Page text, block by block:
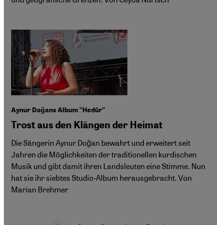
Aynur Doğans Album “Hedûr”
Trost aus den Klängen der Heimat
Die Sängerin Aynur Doğan bewahrt und erweitert seit
Jahren die Möglichkeiten der traditionellen kurdischen
Musik und gibt damit ihren Landsleuten eine Stimme. Nun
hat sie ihr siebtes Studio-Album herausgebracht. Von
Marian Brehmer